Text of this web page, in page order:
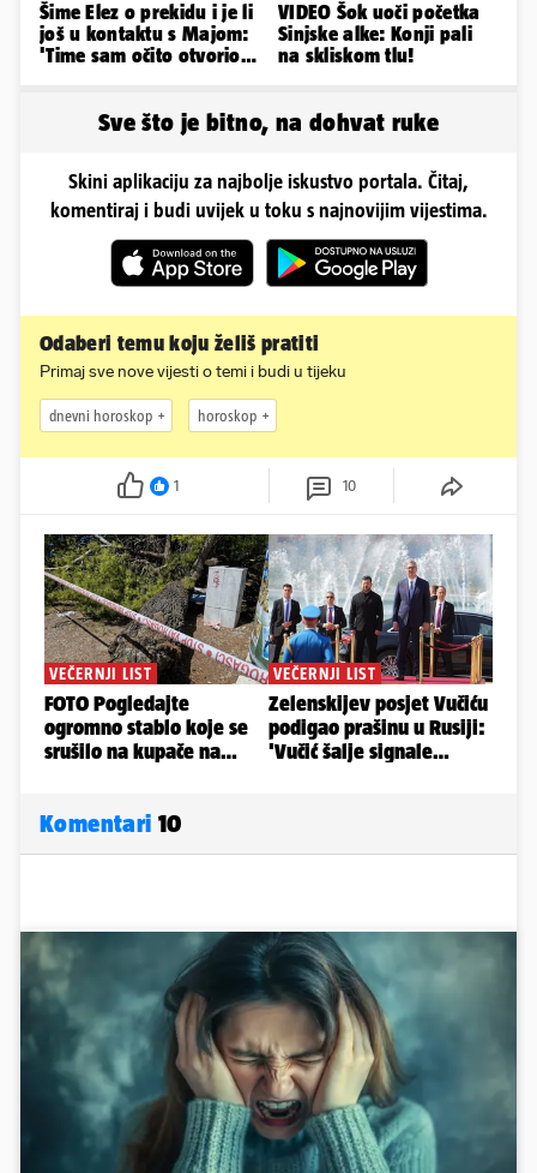
Šime Elez o prekidu i je li
još u kontaktu s Majom:
'Time sam očito otvorio
VIDEO Šok uoči početka
Sinjske alke: Konji pali
na skliskom tlu!
Sve što je bitno, na dohvat ruke
Skini aplikaciju za najbolje iskustvo portala. Čitaj,
komentiraj i budi uvijek u toku s najnovijim vijestima.
Odaberi temu koju želiš pratiti
Primaj sve nove vijesti o temi i budi u tijeku
dnevni horoskop horoskop
1 10
Komentari 10